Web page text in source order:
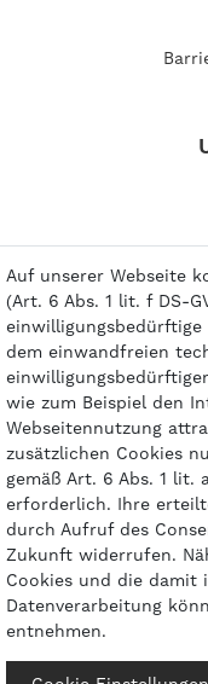
© 2026 gasprofi / Alle
Auf unserer Webseite
(Art. 6 Abs. 1 lit. f DS-
einwilligungsbedürftige
dem einwandfreien
wie zum Beispiel den
Webseitennutzung
zusätzlichen Cookies
gemäß Art. 6 Abs. 1 lit.
erforderlich. Ihre
durch Aufruf des
Zukunft widerrufen.
Cookies und die damit
Datenverarbeitung
entnehmen.